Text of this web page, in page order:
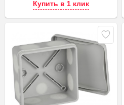
Купить в 1 клик